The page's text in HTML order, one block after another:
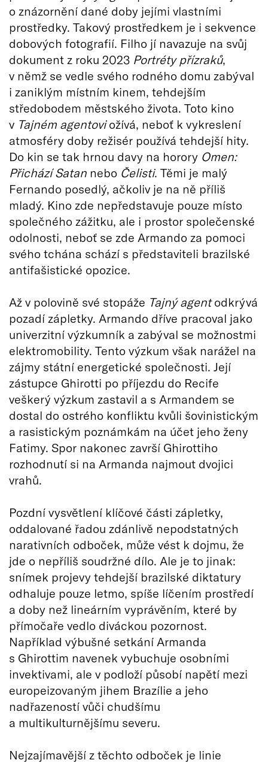
o znázornění dané doby jejími vlastními
prostředky. Takový prostředkem je i sekvence
dobových fotografií. Filho jí navazuje na svůj
dokument z roku 2023 Portréty přízraků,
v němž se vedle svého rodného domu zabýval
i zaniklým místním kinem, tehdejším
středobodem městského života. Toto kino
v Tajném agentoviožívá, neboť k vykreslení
atmosféry doby režisér používá tehdejší hity.
Do kin se tak hrnou davy na horory Omen:
Přichází Satan nebo Čelisti. Těmi je malý
Fernando posedlý, ačkoliv je na ně příliš
mladý. Kino zde nepředstavuje pouze místo
společného zážitku, ale i prostor společenské
odolnosti, neboť se zde Armando za pomoci
svého tchána schází s představiteli brazilské
antifašistické opozice.
Až v polovině své stopáže Tajný agentodkrývá
pozadí zápletky. Armando dříve pracoval jako
univerzitní výzkumník a zabýval se možnostmi
elektromobility. Tento výzkum však narážel na
zájmy státní energetické společnosti. Její
zástupce Ghirotti po příjezdu do Recife
veškerý výzkum zastavil a s Armandem se
dostal do ostrého konfliktu kvůli šovinistickým
a rasistickým poznámkám na účet jeho ženy
Fatimy. Spor nakonec završí Ghirottiho
rozhodnutí si na Armanda najmout dvojici
vrahů.
Pozdní vysvětlení klíčové části zápletky,
oddalované řadou zdánlivě nepodstatných
narativních odboček, může vést k dojmu, že
jde o nepříliš soudržné dílo. Ale je to jinak:
snímek projevy tehdejší brazilské diktatury
odhaluje pouze letmo, spíše líčením prostředí
a doby než lineárním vyprávěním, které by
přímočaře vedlo diváckou pozornost.
Například výbušné setkání Armanda
s Ghirottim navenek vybuchuje osobními
invektivami, ale v podloží působí napětí mezi
europeizovaným jihem Brazílie a jeho
nadřazeností vůči chudšímu
a multikulturnějšímu severu.
Nejzajímavější z těchto odboček je linie